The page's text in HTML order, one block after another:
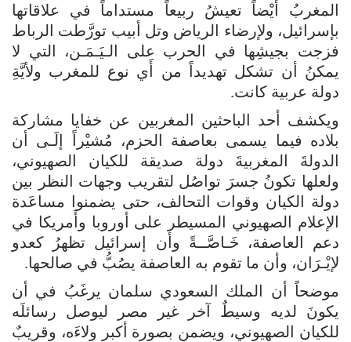
المغربُ أَيْضاً تعيشُ ربيعاً مستداماً في علاقاتها
بإسرائيل، ولإرضاء الرياض وتل أبيب تورَّطت الرباط
فزجت بجيشِها في الحرب على الـيَـمَـن، التي لا
يمكنُ أن تشكل تهديداً من أَي نوع للمغرب ولأيَّةِ
دولة عربية كانت.
ويكشف أحد الباحثين المغربين عن خفايا مشاركة
بلاده فيما يسمى بعاصفة الحزم، مُشيْراً إلَـى أن
الدولةَ المغربيةَ دولة صديقة للكيان الصهيوني،
ولعلها تكونُ جسرَ تواصُل لتقريب وجهات النظر بين
دولة الكيان وقوات التحالف، حتى يضمنوا مساعَدة
الإعلام الصهيوني المسيطر على أوروبا وأَمريكا في
دعم العاصفة، خَـاصَّــةً وأن إسرائيل تظهرُ كعدو
لإيْـرَان، وأن ما تقوم به العاصفة يصُبُّ في صالحها.
موضحاً أن الملك السعودي سلمان يرغَبُ في أن
يكونَ لديه وسيطٌ آخر غير مصر ليوصل رسائلَه
للكيان الصهيوني، ويضمن بصورة أكبر ولاءَه، وقريبٌ